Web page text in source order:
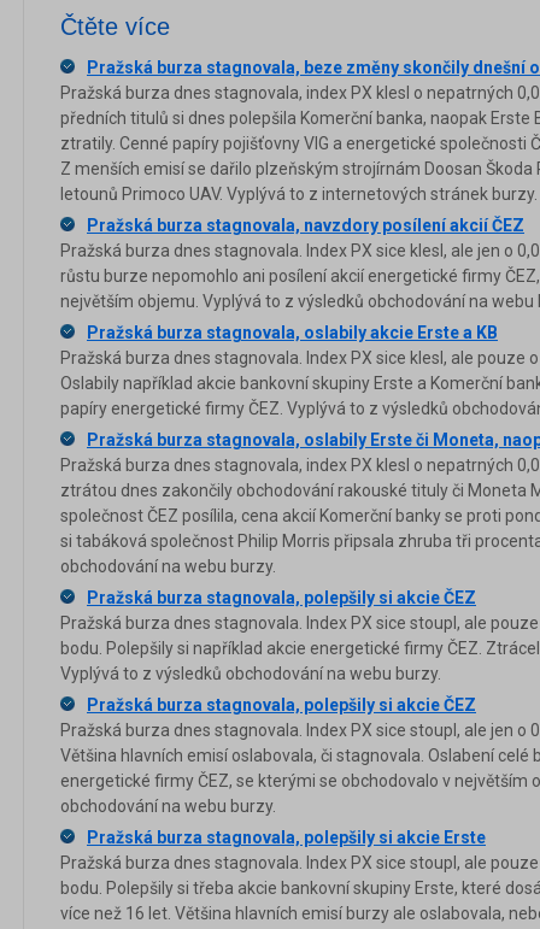
Čtěte více
Pražská burza stagnovala, beze změny skončily dnešní
Pražská burza dnes stagnovala, index PX klesl o nepatrných
předních titulů si dnes polepšila Komerční banka, naopak Erste
ztratily. Cenné papíry pojišťovny VIG a energetické společnosti
Z menších emisí se dařilo plzeňským strojírnám Doosan
letounů Primoco UAV. Vyplývá to z internetových stránek burzy.
Pražská burza stagnovala, navzdory posílení akcií ČEZ
Pražská burza dnes stagnovala. Index PX sice klesl, ale jen o
růstu burze nepomohlo ani posílení akcií energetické firmy
největším objemu. Vyplývá to z výsledků obchodování na webu
Pražská burza stagnovala, oslabily akcie Erste a KB
Pražská burza dnes stagnovala. Index PX sice klesl, ale pouze
Oslabily například akcie bankovní skupiny Erste a Komerční
papíry energetické firmy ČEZ. Vyplývá to z výsledků
Pražská burza stagnovala, oslabily Erste či Moneta,
Pražská burza dnes stagnovala, index PX klesl o nepatrných
ztrátou dnes zakončily obchodování rakouské tituly či Moneta
společnost ČEZ posílila, cena akcií Komerční banky se proti
si tabáková společnost Philip Morris připsala zhruba tři
obchodování na webu burzy.
Pražská burza stagnovala, polepšily si akcie ČEZ
Pražská burza dnes stagnovala. Index PX sice stoupl, ale
bodu. Polepšily si například akcie energetické firmy ČEZ.
Vyplývá to z výsledků obchodování na webu burzy.
Pražská burza stagnovala, polepšily si akcie ČEZ
Pražská burza dnes stagnovala. Index PX sice stoupl, ale jen o
Většina hlavních emisí oslabovala, či stagnovala. Oslabení celé
energetické firmy ČEZ, se kterými se obchodovalo v největším
obchodování na webu burzy.
Pražská burza stagnovala, polepšily si akcie Erste
Pražská burza dnes stagnovala. Index PX sice stoupl, ale
bodu. Polepšily si třeba akcie bankovní skupiny Erste, které
více než 16 let. Většina hlavních emisí burzy ale oslabovala,